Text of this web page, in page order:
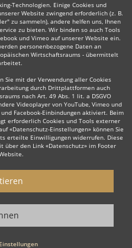
Technologien. Einige Cookies und
Website zwingend erforderlich (z. B.
zu sammeln), andere helfen uns, Ihnen
zu bieten. Wir binden so auch Tools
und Vimeo auf unserer Website ein.
personenbezogene Daten an
Wirtschaftsraums - übermittelt
Sie mit der Verwendung aller Cookies
durch Drittplattformen auch
nach Art. 49 Abs. 1 lit. a DSGVO
Videoplayer von YouTube, Vimeo und
Facebook-Einbindungen aktiviert. Beim
erforderlich Cookies und Tools externer
«Datenschutz-Einstellungen» können Sie
erteilte Einwilligungen widerrufen. Diese
über den Link «Datenschutz» im Footer